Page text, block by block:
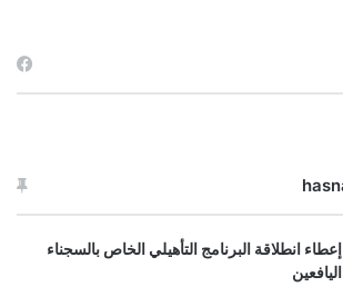
إعطاء انطلاقة البرنامج التأهيلي الخاص بالسجناء
اليافعين